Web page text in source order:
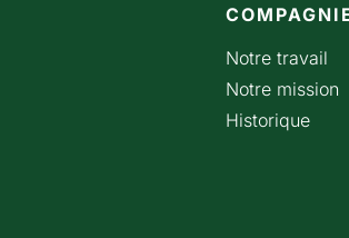
Notre travail
Notre mission
Historique